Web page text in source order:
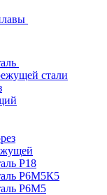
стали
Р18
Р6М5К5
Р6М5